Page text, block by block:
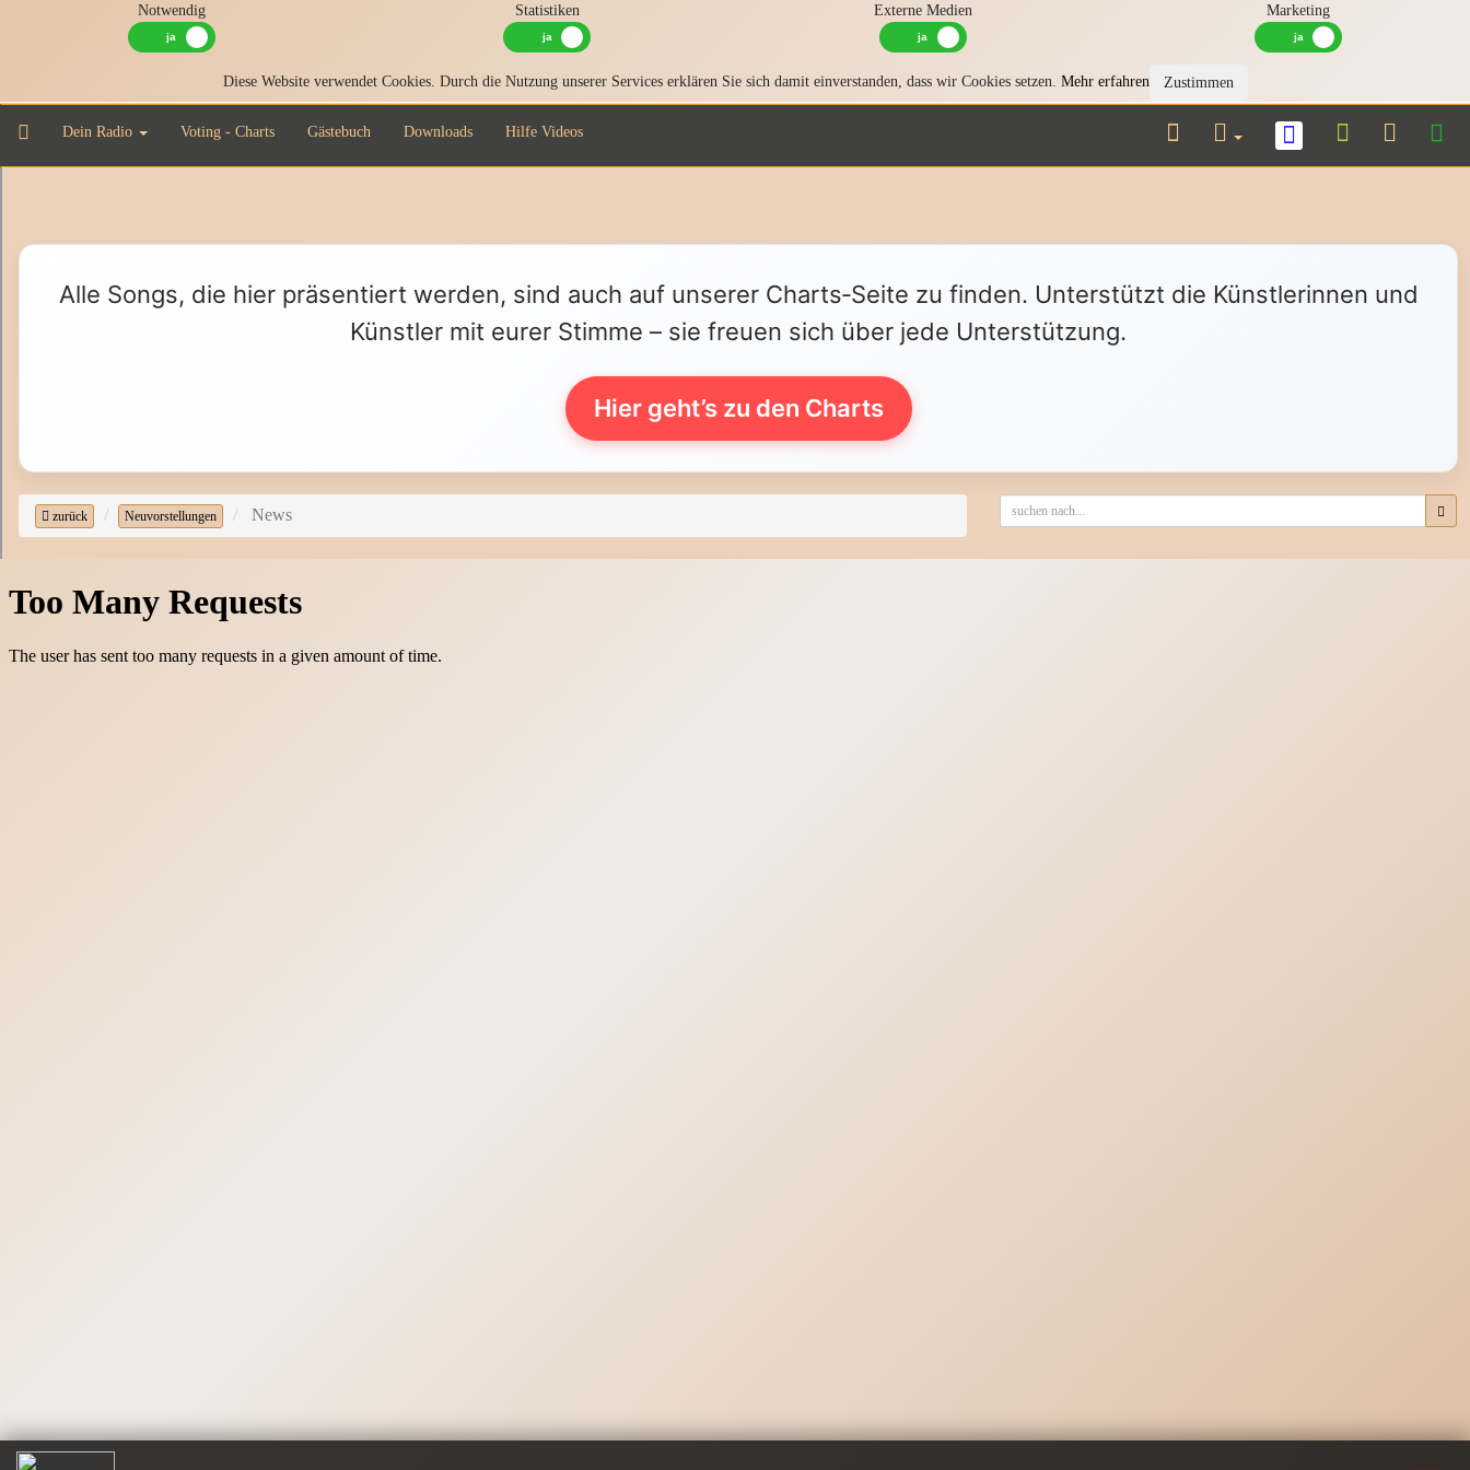
Notwendig Statistiken Externe Medien Marketing
Diese Website verwendet Cookies. Durch die Nutzung unserer Services erklären Sie sich damit einverstanden, dass wir Cookies setzen. Mehr erfahren Zustimmen
Dein Radio Voting - Charts Gästebuch Downloads Hilfe Videos
Alle Songs, die hier präsentiert werden, sind auch auf unserer Charts‑Seite zu finden. Unterstützt die Künstlerinnen und
Künstler mit eurer Stimme – sie freuen sich über jede Unterstützung.
Hier geht’s zu den Charts
zurück Neuvorstellungen News